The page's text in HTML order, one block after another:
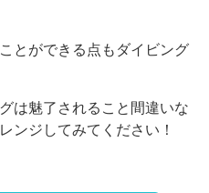
とができる点もダイビング
は魅了されること間違いな
ンジしてみてください！